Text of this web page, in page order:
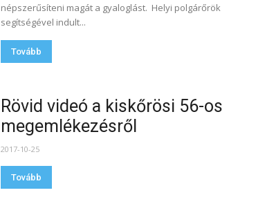
népszerűsíteni magát a gyaloglást. Helyi polgárőrök
segítségével indult...
Tovább
Rövid videó a kiskőrösi 56-os
megemlékezésről
2017-10-25
Tovább